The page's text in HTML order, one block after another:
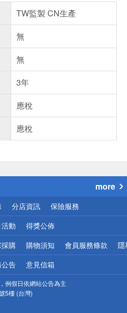
TW監製 CN生產
無
無
3年
應稅
應稅
小心！
more
分店資訊 保險服務
動 得獎公佈
購 購物須知 會員服務條款 隱
告 意見信箱
例假日依網站公告為主
5樓 (台灣)